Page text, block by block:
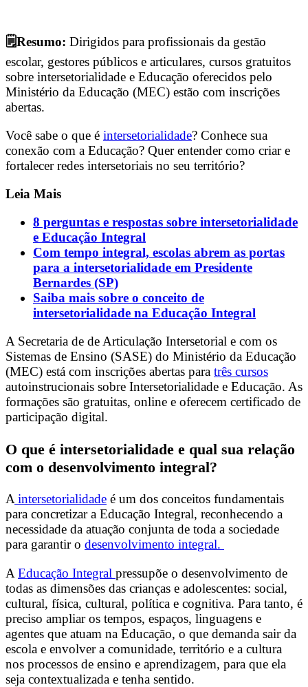
🗒️Resumo: Dirigidos para profissionais da gestão
escolar, gestores públicos e articulares, cursos gratuitos
sobre intersetorialidade e Educação oferecidos pelo
Ministério da Educação (MEC) estão com inscrições
abertas.
Você sabe o que é intersetorialidade? Conhece sua
conexão com a Educação? Quer entender como criar e
fortalecer redes intersetoriais no seu território?
Leia Mais
8 perguntas e respostas sobre intersetorialidade
e Educação Integral
Com tempo integral, escolas abrem as portas
para a intersetorialidade em Presidente
Bernardes (SP)
Saiba mais sobre o conceito de
intersetorialidade na Educação Integral
A Secretaria de de Articulação Intersetorial e com os
Sistemas de Ensino (SASE) do Ministério da Educação
(MEC) está com inscrições abertas para três cursos
autoinstrucionais sobre Intersetorialidade e Educação. As
formações são gratuitas, online e oferecem certificado de
participação digital.
O que é intersetorialidade e qual sua relação
com o desenvolvimento integral?
Aintersetorialidade é um dos conceitos fundamentais
para concretizar a Educação Integral, reconhecendo a
necessidade da atuação conjunta de toda a sociedade
para garantir o desenvolvimento integral.
A Educação Integral pressupõe o desenvolvimento de
todas as dimensões das crianças e adolescentes: social,
cultural, física, cultural, política e cognitiva. Para tanto, é
preciso ampliar os tempos, espaços, linguagens e
agentes que atuam na Educação, o que demanda sair da
escola e envolver a comunidade, território e a cultura
nos processos de ensino e aprendizagem, para que ela
seja contextualizada e tenha sentido.